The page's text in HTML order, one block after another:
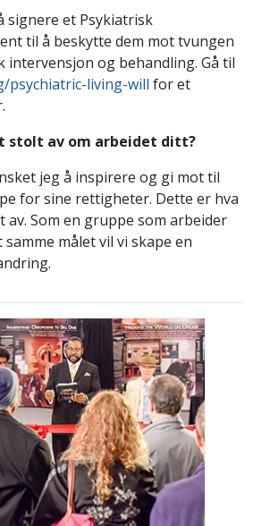
signere et Psykiatrisk
til å beskytte dem mot tvungen
intervensjon og behandling. Gå til
psychiatric-living-will for et
stolt av om arbeidet ditt?
jeg å inspirere og gi mot til
for sine rettigheter. Dette er hva
av. Som en gruppe som arbeider
målet vil vi skape en